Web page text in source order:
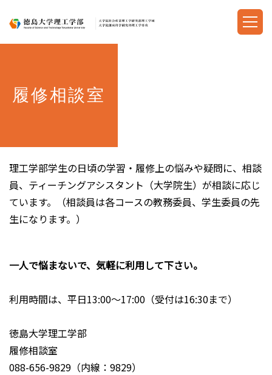
履修相談室
理工学部学生の日頃の学習・履修上の悩みや疑問に、相談
員、ティーチングアシスタント（大学院生）が相談に応じ
ています。（相談員は各コースの教務委員、学生委員の先
生になります。）
一人で悩まないで、気軽に利用して下さい。
利用時間は、平日13:00～17:00（受付は16:30まで）
徳島大学理工学部
履修相談室
088-656-9829（内線：9829）